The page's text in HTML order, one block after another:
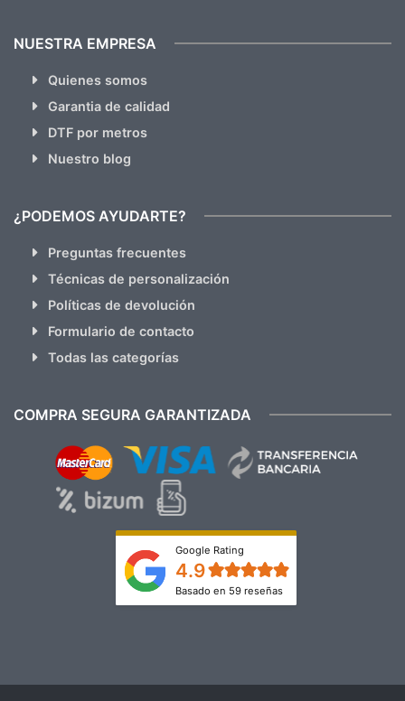
NUESTRA EMPRESA
Quienes somos
Garantia de calidad
DTF por metros
Nuestro blog
¿PODEMOS AYUDARTE?
Preguntas frecuentes
Técnicas de personalización
Políticas de devolución
Formulario de contacto
Todas las categorías
COMPRA SEGURA GARANTIZADA
Google Rating
4.9
Basado en 59 reseñas